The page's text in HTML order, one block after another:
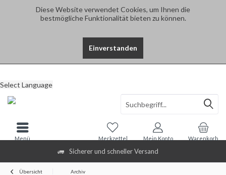
Diese Website verwendet Cookies, um Ihnen die
bestmögliche Funktionalität bieten zu können.
Einverstanden
Sicherer und schneller Versand
Select Language
Warenkorb
Merkzettel Mein Konto
Menü
Übersicht Archiv